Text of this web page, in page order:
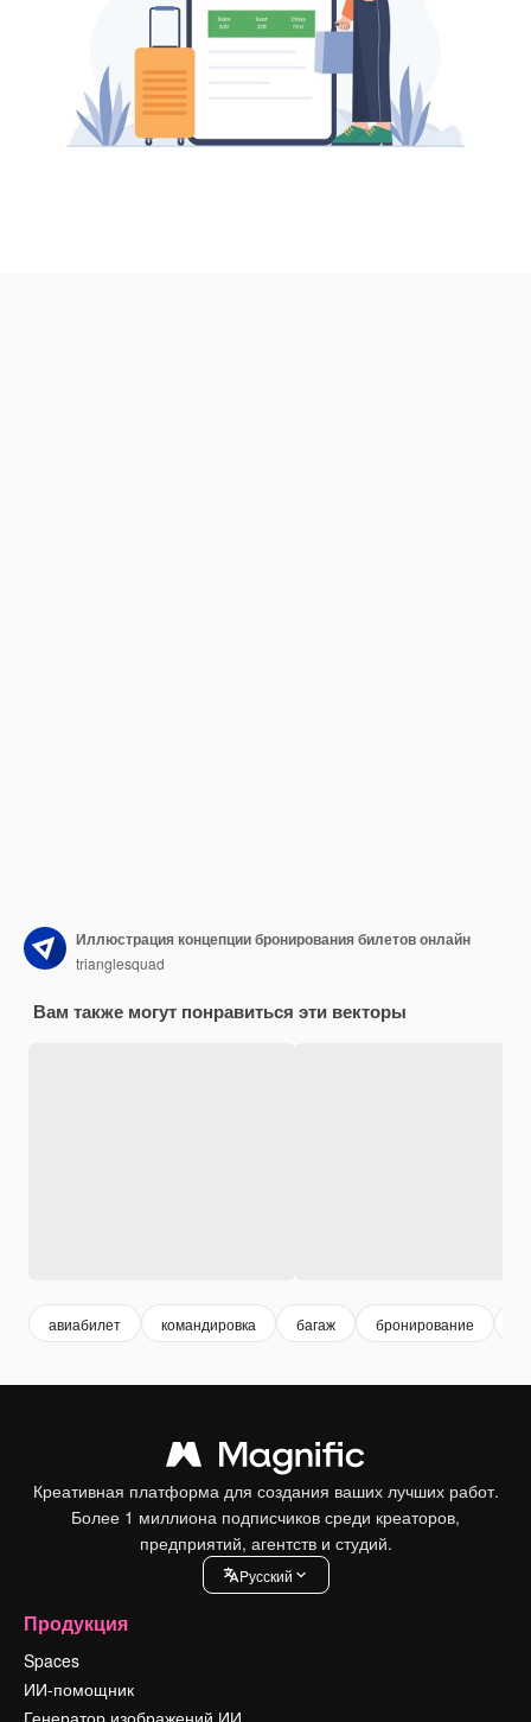
Иллюстрация концепции бронирования билетов онлайн
trianglesquad
Вам также могут понравиться эти векторы
авиабилет командировка багаж бронирование
Креативная платформа для создания ваших лучших работ.
Более 1 миллиона подписчиков среди креаторов,
предприятий, агентств и студий.
Pусский
Продукция
Spaces
ИИ-помощник
Генератор изображений ИИ